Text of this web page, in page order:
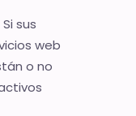
Si sus
web
o no